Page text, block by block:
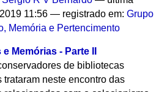
11:56— registrado em:Grupo
Memória e Pertencimento
Memórias - Parte II
de bibliotecas
trataram neste encontro das